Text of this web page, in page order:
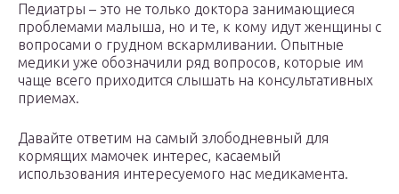
Педиатры – это не только доктора занимающиеся
проблемами малыша, но и те, к кому идут женщины с
вопросами о грудном вскармливании. Опытные
медики уже обозначили ряд вопросов, которые им
чаще всего приходится слышать на консультативных
приемах.
Давайте ответим на самый злободневный для
кормящих мамочек интерес, касаемый
использования интересуемого нас медикамента.